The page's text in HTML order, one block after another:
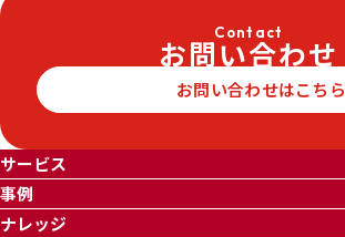
Contact
お問い合わせ
お問い合わせはこちら
サービス
事例
ナレッジ